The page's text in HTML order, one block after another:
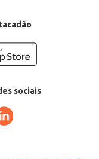
sociais